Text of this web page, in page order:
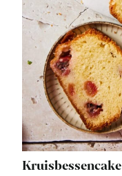
Kruisbessencake